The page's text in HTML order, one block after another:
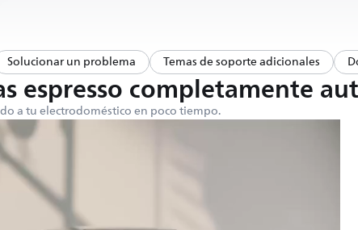
Solucionar un problema Temas de soporte adicionales
espresso completamente
a tu electrodoméstico en poco tiempo.